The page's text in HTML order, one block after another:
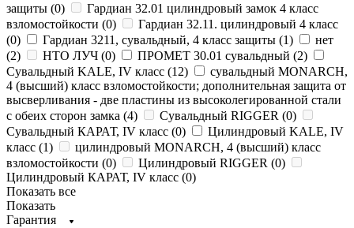
защиты (0)
Гардиан 32.01 цилиндровый замок 4 класс
взломостойкости (0)
Гардиан 32.11. цилиндровый 4 класс
(0) Гардиан 3211, сувальдный, 4 класс защиты (1)
нет
(2) НТО ЛУЧ (0) ПРОМЕТ 30.01 сувальдный (2)
Сувальдный KALE, IV класс (12)
сувальдный MONARCH,
4 (высший) класс взломостойкости; дополнительная защита от
высверливания - две пластины из высоколегированной стали
с обеих сторон замка (4) Сувальдный RIGGER (0)
Сувальдный КАРАТ, IV класс (0)
Цилиндровый KALE, IV
класс (1)
цилиндровый MONARCH, 4 (высший) класс
взломостойкости (0) Цилиндровый RIGGER (0)
Цилиндровый КАРАТ, IV класс (0)
Показать все
Показать
Гарантия